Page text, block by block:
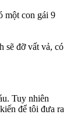
một con gái 9
sẽ đỡ vất vả, có
Tuy nhiên
để tôi đưa ra